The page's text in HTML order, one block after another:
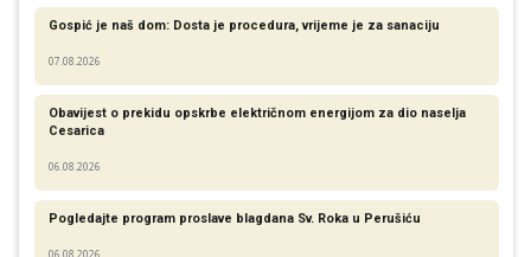
Gospić je naš dom: Dosta je procedura, vrijeme je za sanaciju
07.08.2026
Obavijest o prekidu opskrbe električnom energijom za dio naselja
Cesarica
06.08.2026
Pogledajte program proslave blagdana Sv. Roka u Perušiću
06.08.2026